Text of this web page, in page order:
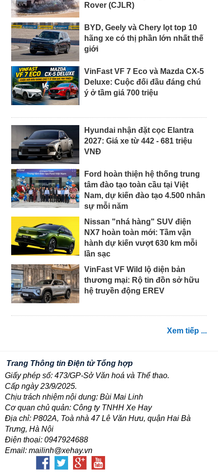
Rover (CJLR)
BYD, Geely và Chery lọt top 10
hãng xe có thị phần lớn nhất thế
giới
VinFast VF 7 Eco và Mazda CX-5
Deluxe: Cuộc đối đầu đáng chú
ý ở tầm giá 700 triệu
Hyundai nhận đặt cọc Elantra
2027: Giá xe từ 442 - 681 triệu
VNĐ
Ford hoàn thiện hệ thống trung
tâm đào tạo toàn cầu tại Việt
Nam, dự kiến đào tạo 4.500 nhân
sự mỗi năm
Nissan "nhá hàng" SUV điện
NX7 hoàn toàn mới: Tầm vận
hành dự kiến vượt 630 km mỗi
lần sạc
VinFast VF Wild lộ diện bản
thương mại: Rộ tin đồn sở hữu
hệ truyền động EREV
Xem tiếp ...
Trang Thông tin Điện tử Tổng hợp
Giấy phép số: 473/GP-Sở Văn hoá và Thể thao.
Cấp ngày 23/9/2025.
Chịu trách nhiệm nội dung: Bùi Mai Linh
Cơ quan chủ quản: Công ty TNHH Xe Hay
Địa chỉ: P802A, Toà nhà 47 Lê Văn Hưu, quận Hai Bà
Trưng, Hà Nội
Điện thoại: 0947924688
Email: mailinh@xehay.vn